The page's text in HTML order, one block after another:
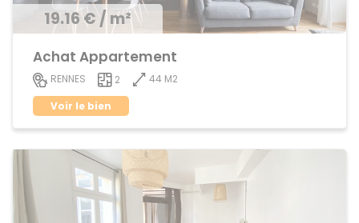
19.16 € / m²
Achat Appartement
RENNES 2
44 M2
Voir le bien